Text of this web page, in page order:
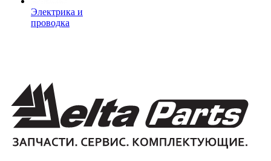
Электрика и
проводка